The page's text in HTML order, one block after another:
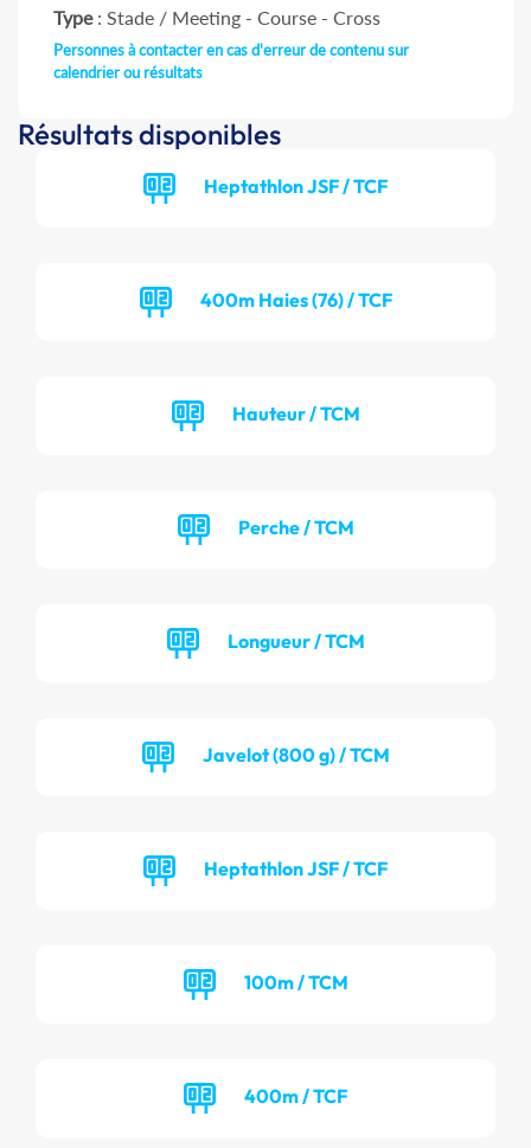
Type: Stade / Meeting - Course - Cross
Personnes à contacter en cas d'erreur de contenu sur
calendrier ou résultats
Résultats disponibles
Heptathlon JSF / TCF
400m Haies (76) / TCF
Hauteur / TCM
Perche / TCM
Longueur / TCM
Javelot (800 g) / TCM
Heptathlon JSF / TCF
100m / TCM
400m / TCF